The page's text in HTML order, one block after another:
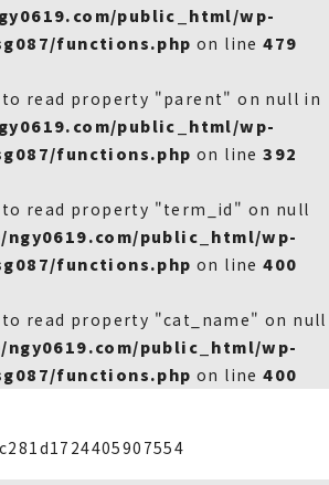
public_html/wp-
functions.php on line479
read property "parent" on null in
public_html/wp-
functions.php on line392
read property "term_id" on null
ngy0619.com/public_html/wp-
functions.php on line400
read property "cat_name" on null
ngy0619.com/public_html/wp-
functions.php on line400